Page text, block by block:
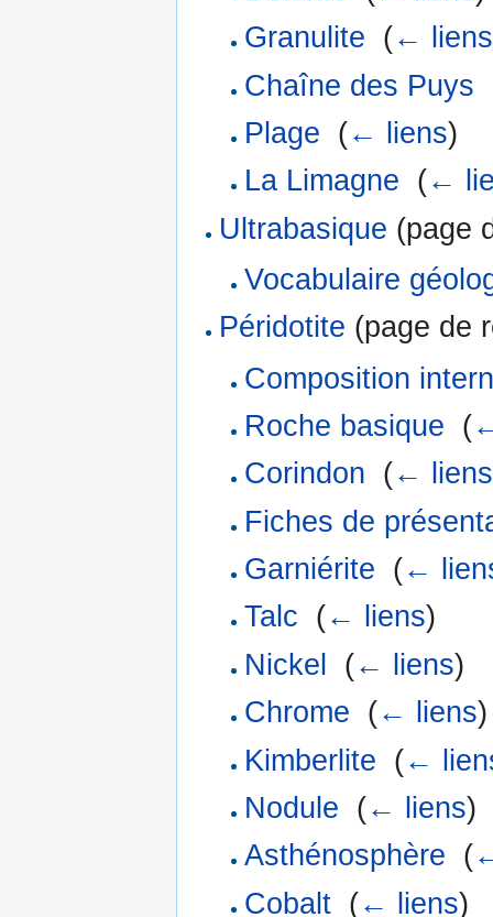
Granulite (← liens
Chaîne des Puys
Plage (← liens)
La Limagne (←
Ultrabasique (page
Vocabulaire
Péridotite (page de
Composition
Roche basique (
Corindon (← liens
Fiches de
Garniérite (←
Talc (← liens)
Nickel
(← liens)
Chrome (← liens)
Kimberlite (←
Nodule (← liens)
Asthénosphère (
Cobalt‎ (← liens)